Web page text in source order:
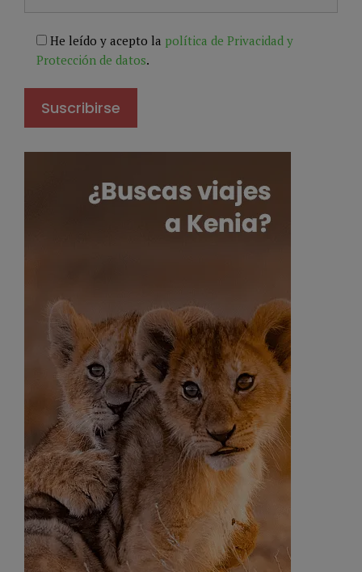
He leído y acepto la política de Privacidad y
Protección de datos.